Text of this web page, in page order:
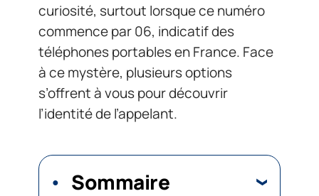
curiosité, surtout lorsque ce numéro
commence par 06, indicatif des
téléphones portables en France. Face
à ce mystère, plusieurs options
s’offrent à vous pour découvrir
l’identité de l’appelant.
Sommaire